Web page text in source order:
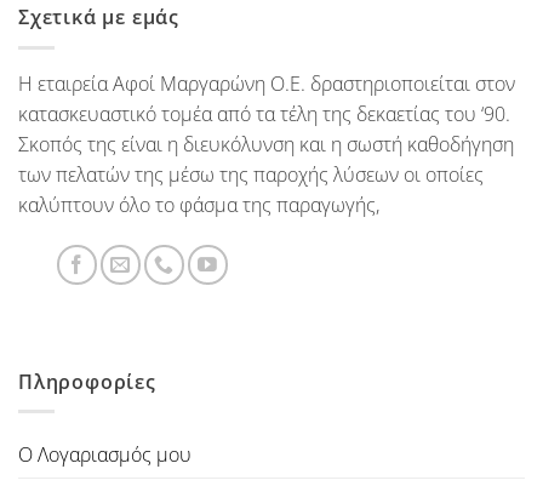
Σχετικά με εμάς
Η εταιρεία Αφοί Μαργαρώνη Ο.Ε. δραστηριοποιείται στον
κατασκευαστικό τομέα από τα τέλη της δεκαετίας του ‘90.
Σκοπός της είναι η διευκόλυνση και η σωστή καθοδήγηση
των πελατών της μέσω της παροχής λύσεων οι οποίες
καλύπτουν όλο το φάσμα της παραγωγής,
Πληροφορίες
Ο Λογαριασμός μου